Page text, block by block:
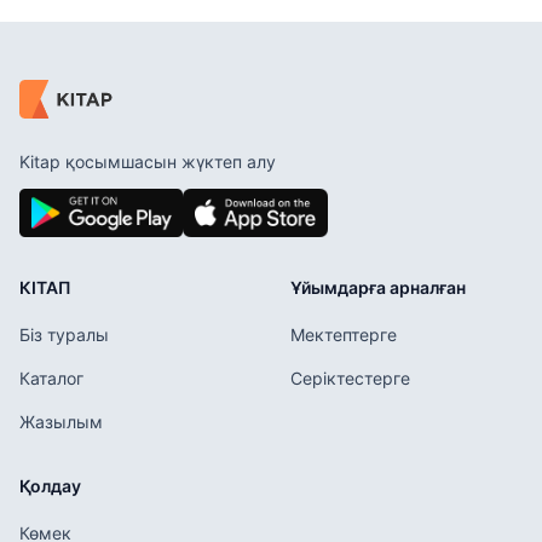
Kitap қосымшасын жүктеп алу
КІТАП
Біз туралы
Каталог
Жазылым
Ұйымдарға арналған
Мектептерге
Серіктестерге
Қолдау
Көмек